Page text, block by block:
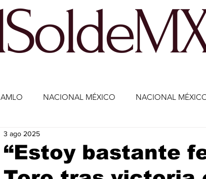
AMLO NACIONAL MÉXICO NACIONAL
MÉXICO
“Estoy bastante
3 ago 2025